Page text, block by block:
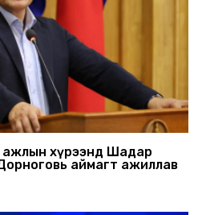
ажлын хүрээнд Шадар
аймагт ажиллав